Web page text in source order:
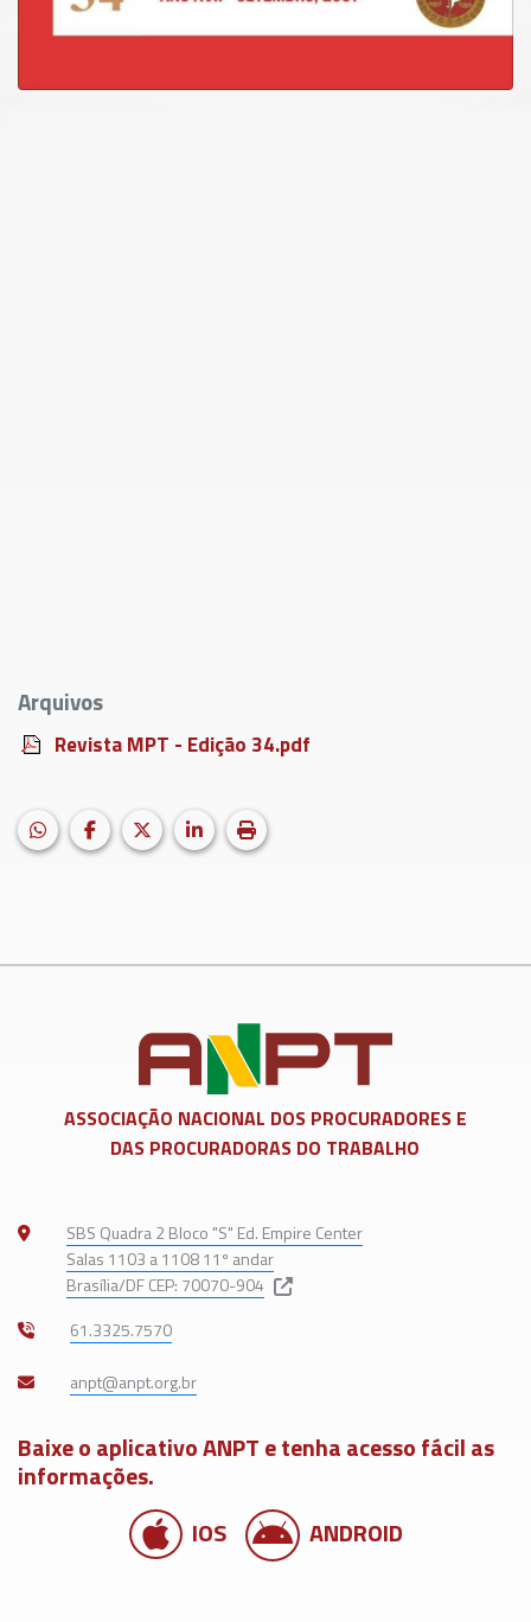
Arquivos
Revista MPT - Edição 34.pdf
Facebook LinkedIn
X (formerly Twitter)
HELIX_ULTIMATE_SHARE_WHATSAPP
Imprimir matéria
ASSOCIAÇÃO NACIONAL DOS PROCURADORES E
DAS PROCURADORAS DO TRABALHO
SBS Quadra 2 Bloco "S" Ed. Empire Center
Salas 1103 a 1108 11º andar
Brasília/DF CEP: 70070-904
61.3325.7570
Baixe o aplicativo ANPT e tenha acesso fácil as
informações.
IOS
ANDROID